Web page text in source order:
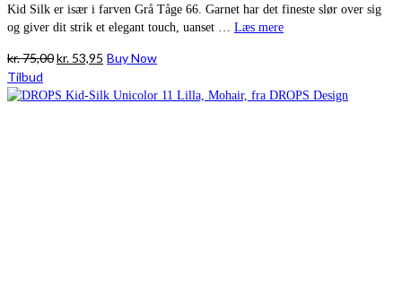
Kid Silk er især i farven Grå Tåge 66. Garnet har det fineste slør over sig
og giver dit strik et elegant touch, uanset … Læs mere
kr.75,00Den
pris
kr. 53,95 Den
pris
Buy Now
Tilbud